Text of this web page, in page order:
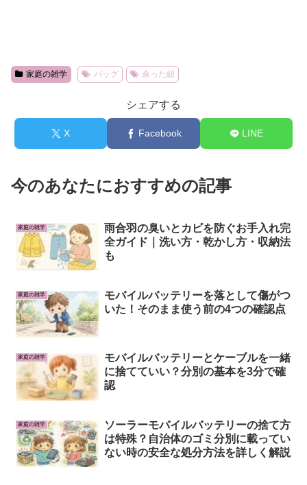
家庭の雑学 バッグ 余った紐
シェアする
X Facebook LINE
今のあなたにおすすめの記事
家庭の雑学
雨合羽の臭いとカビを防ぐお手入れ完
全ガイド｜洗い方・乾かし方・収納法
も
家庭の雑学
モバイルバッテリーを落として傷がつ
いた！そのまま使う前の4つの確認点
家庭の雑学
モバイルバッテリーとケーブルを一緒
に捨てていい？分別の基本を3分で確
認
家庭の雑学
ソーラーモバイルバッテリーの捨て方
は特殊？自治体のゴミ分別に載ってい
ない時の安全な処分方法を詳しく解説